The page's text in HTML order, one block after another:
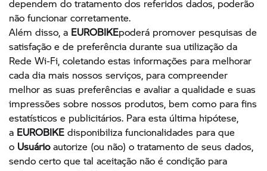
dependem do tratamento dos referidos dados, poderão
não funcionar corretamente.
Além disso, a EUROBIKEpoderá promover pesquisas de
satisfação e de preferência durante sua utilização da
Rede Wi-Fi, coletando estas informações para melhorar
cada dia mais nossos serviços, para compreender
melhor as suas preferências e avaliar a qualidade e suas
impressões sobre nossos produtos, bem como para fins
estatísticos e publicitários. Para esta última hipótese,
a EUROBIKE disponibiliza funcionalidades para que
o Usuárioautorize (ou não) o tratamento de seus dados,
sendo certo que tal aceitação não é condição para